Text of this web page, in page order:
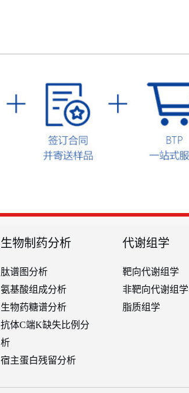
生物制药分析
肽谱图分析
氨基酸组成分析
生物药糖谱分析
抗体C端K缺失比例分
析
宿主蛋白残留分析
代谢组学
靶向代谢组学
非靶向代谢组学
脂质组学